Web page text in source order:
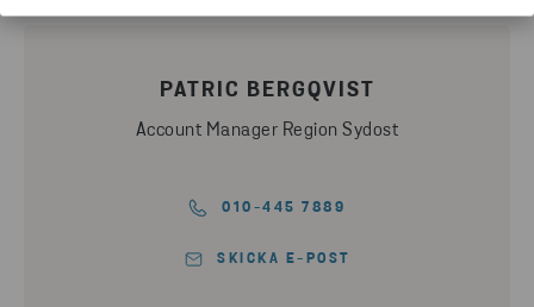
PATRIC BERGQVIST
Account Manager Region Sydost
010-445 7889
SKICKA E-POST